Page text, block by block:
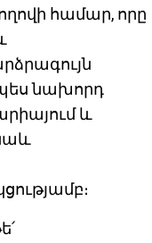
համար, որը
նախորդ
և